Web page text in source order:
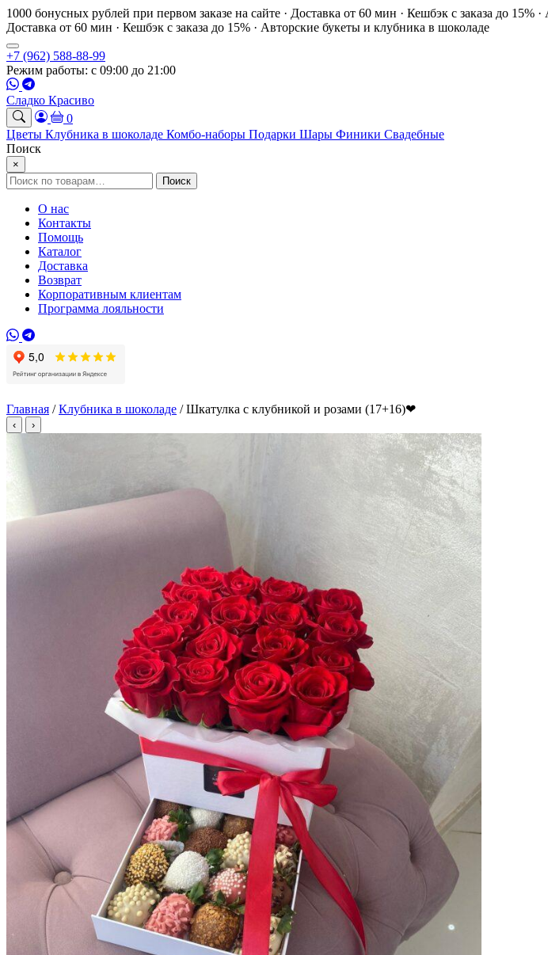
1000 бонусных рублей при первом заказе на сайте · Доставка от 60 мин · Кешбэк с заказа до 15%
Доставка от 60 мин · Кешбэк с заказа до 15% · Авторские букеты и клубника в шоколаде
+7 (962) 588-88-99
Режим работы: с 09:00 до 21:00
Сладко Красиво
0
Цветы Клубника в шоколаде Комбо-наборы Подарки Шары Финики Свадебные
Поиск
×
Искать: Поиск
О нас
Контакты
Помощь
Каталог
Доставка
Возврат
Корпоративным клиентам
Программа лояльности
Главная /Клубника в шоколаде / Шкатулка с клубникой и розами (17+16)❤
‹ ›